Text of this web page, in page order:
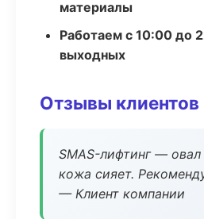
материалы
Работаем с 10:00 до
выходных
Отзывы клиентов
SMAS-лифтинг — овал
кожа сияет.
— Клиент компании